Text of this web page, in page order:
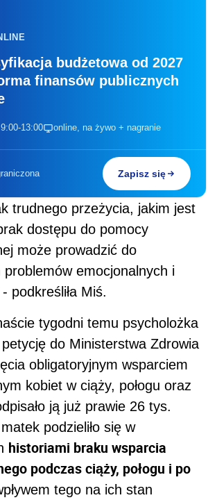
budżetowa od 2027
finansów publicznych
13:00 online, na żywo + nagranie
Zapisz się
trudnego przeżycia, jakim jest
dostępu do pomocy
może prowadzić do
problemów emocjonalnych i
podkreśliła Miś.
tygodni temu psycholożka
petycję do Ministerstwa Zdrowia
obligatoryjnym wsparciem
kobiet w ciąży, połogu oraz
ją już prawie 26 tys.
podzieliło się w
historiami braku wsparcia
podczas ciąży, połogu i po
tego na ich stan